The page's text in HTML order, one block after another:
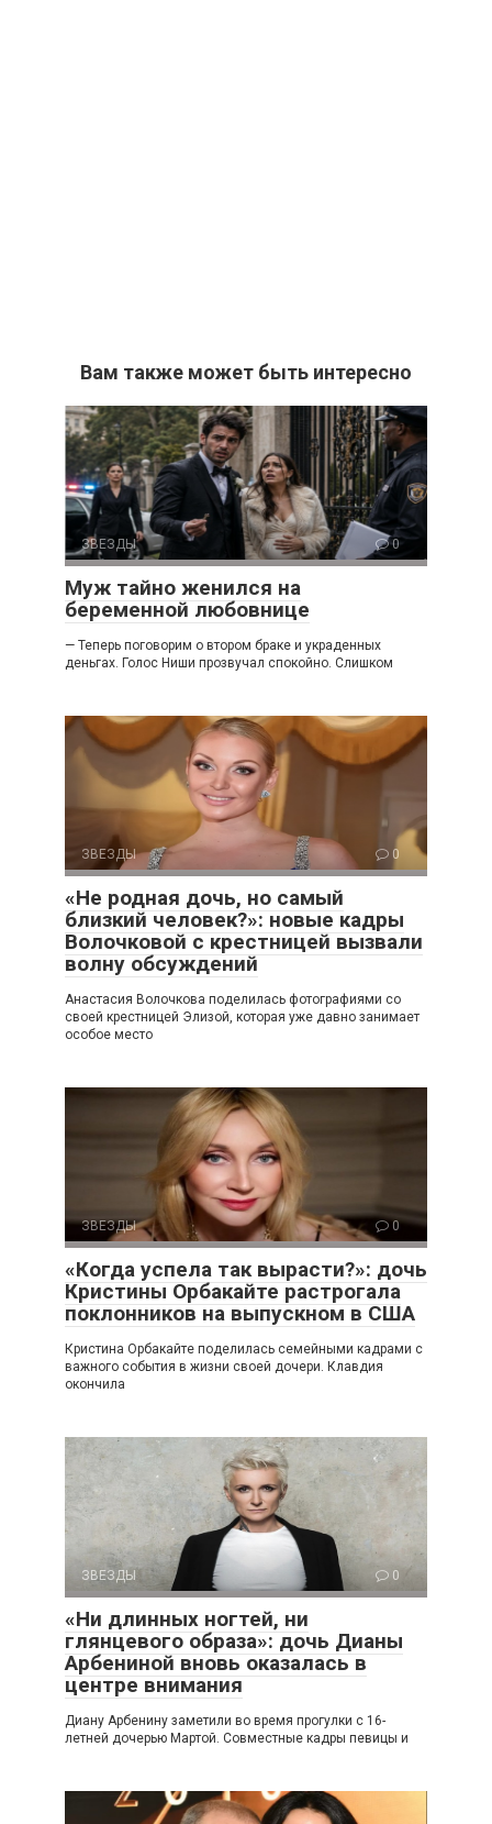
Вам также может быть интересно
ЗВЕЗДЫ 0
Муж тайно женился на
беременной любовнице
— Теперь поговорим о втором браке и украденных
деньгах. Голос Ниши прозвучал спокойно. Слишком
ЗВЕЗДЫ 0
«Не родная дочь, но самый
близкий человек?»: новые кадры
Волочковой с крестницей вызвали
волну обсуждений
Анастасия Волочкова поделилась фотографиями со
своей крестницей Элизой, которая уже давно занимает
особое место
ЗВЕЗДЫ 0
«Когда успела так вырасти?»: дочь
Кристины Орбакайте растрогала
поклонников на выпускном в США
Кристина Орбакайте поделилась семейными кадрами с
важного события в жизни своей дочери. Клавдия
окончила
ЗВЕЗДЫ 0
«Ни длинных ногтей, ни
глянцевого образа»: дочь Дианы
Арбениной вновь оказалась в
центре внимания
Диану Арбенину заметили во время прогулки с 16-
летней дочерью Мартой. Совместные кадры певицы и